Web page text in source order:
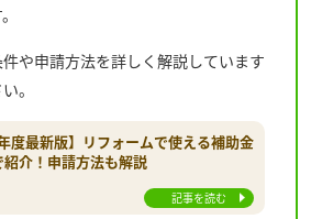
や申請方法を詳しく解説しています
。
度最新版】リフォームで使える補助金
紹介！申請方法も解説
記事を読む